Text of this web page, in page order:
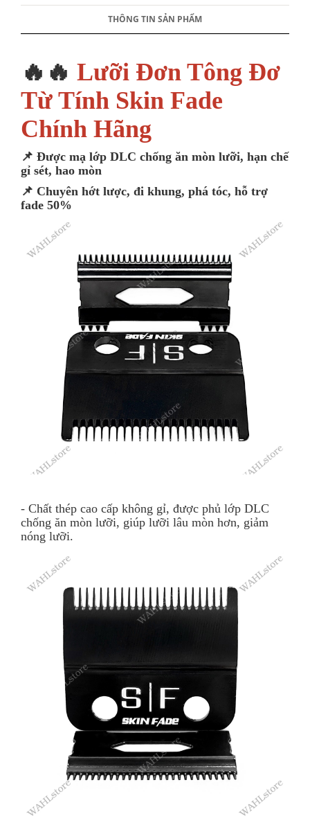
THÔNG TIN SẢN PHẨM
🔥🔥 Lưỡi Đơn Tông Đơ
Từ Tính Skin Fade
Chính Hãng
📌 Được mạ lớp DLC chống ăn mòn lưỡi, hạn chế
gỉ sét, hao mòn
📌 Chuyên hớt lược, đi khung, phá tóc, hỗ trợ
fade 50%
- Chất thép cao cấp không gỉ, được phủ lớp DLC
chống ăn mòn lưỡi, giúp lưỡi lâu mòn hơn, giảm
nóng lưỡi.